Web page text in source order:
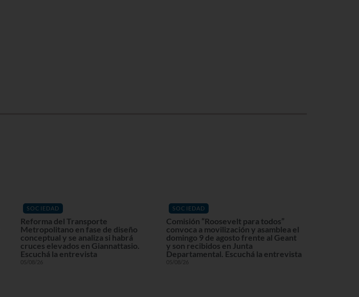
SOCIEDAD
Reforma del Transporte
Metropolitano en fase de diseño
conceptual y se analiza si habrá
cruces elevados en Giannattasio.
Escuchá la entrevista
05/08/26
SOCIEDAD
Comisión “Roosevelt para todos”
convoca a movilización y asamblea el
domingo 9 de agosto frente al Geant
y son recibidos en Junta
Departamental. Escuchá la entrevista
05/08/26